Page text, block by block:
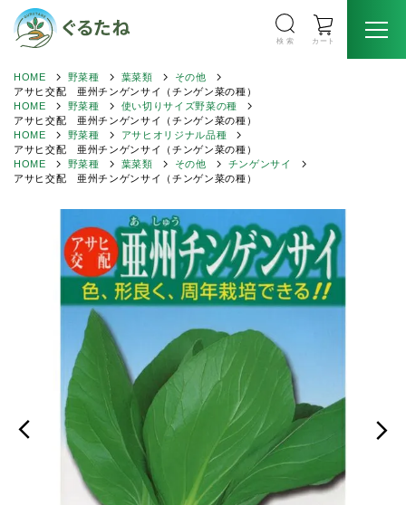
検 索 カート
HOME 野菜種 葉菜類
その他
アサヒ交配 亜州チンゲンサイ（チンゲン菜の種）
HOME
野菜種
使い切りサイズ野菜の種
アサヒ交配 亜州チンゲンサイ（チンゲン菜の種）
HOME
野菜種
アサヒオリジナル品種
アサヒ交配 亜州チンゲンサイ（チンゲン菜の種）
HOME
野菜種 葉菜類 その他
チンゲンサイ
アサヒ交配 亜州チンゲンサイ（チンゲン菜の種）